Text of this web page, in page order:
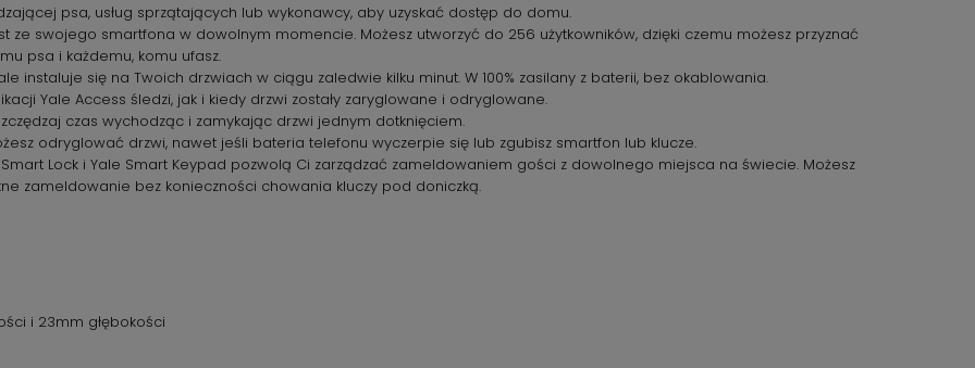
psa, usług sprzątających lub wykonawcy, aby uzyskać dostęp do domu.
ze swojego smartfona w dowolnym momencie. Możesz utworzyć do 256 użytkowników, dzięki czemu możesz przyznać
psa i każdemu, komu ufasz.
instaluje się na Twoich drzwiach w ciągu zaledwie kilku minut. W 100% zasilany z baterii, bez okablowania.
Yale Access śledzi, jak i kiedy drzwi zostały zaryglowane i odryglowane.
czas wychodząc i zamykając drzwi jednym dotknięciem.
odryglować drzwi, nawet jeśli bateria telefonu wyczerpie się lub zgubisz smartfon lub klucze.
Lock i Yale Smart Keypad pozwolą Ci zarządzać zameldowaniem gości z dowolnego miejsca na świecie. Możesz
zameldowanie bez konieczności chowania kluczy pod doniczką.
i 23mm głębokości